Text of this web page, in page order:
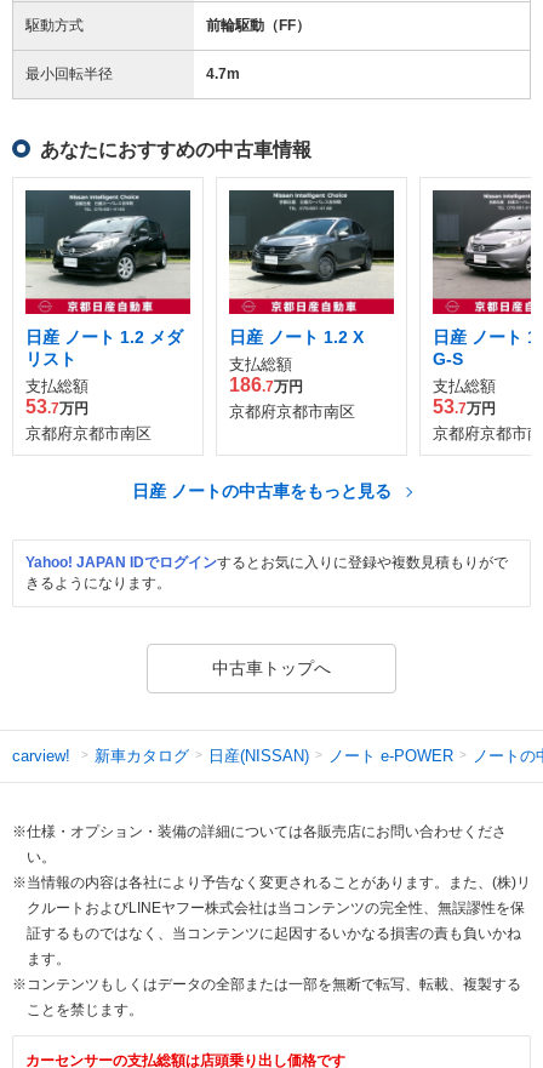
駆動方式 前輪駆動（FF）
最小回転半径 4.7m
あなたにおすすめの中古車情報
日産 ノート 1.2 メダ
リスト
支払総額
53.7万円
京都府京都市南区
日産 ノート 1.2 X
支払総額
186.7万円
京都府京都市南区
日産 ノート
G-S
支払総額
53.7万円
京都府京都市
日産 ノートの中古車をもっと見る
Yahoo! JAPAN IDでログインするとお気に入りに登録や複数見積もりがで
きるようになります。
中古車トップへ
carview! 新車カタログ 日産(NISSAN) ノート e-POWER ノートの
※仕様・オプション・装備の詳細については各販売店にお問い合わせくださ
い。
※当情報の内容は各社により予告なく変更されることがあります。また、(株)リ
クルートおよびLINEヤフー株式会社は当コンテンツの完全性、無誤謬性を保
証するものではなく、当コンテンツに起因するいかなる損害の責も負いかね
ます。
※コンテンツもしくはデータの全部または一部を無断で転写、転載、複製する
ことを禁じます。
カーセンサーの支払総額は店頭乗り出し価格です